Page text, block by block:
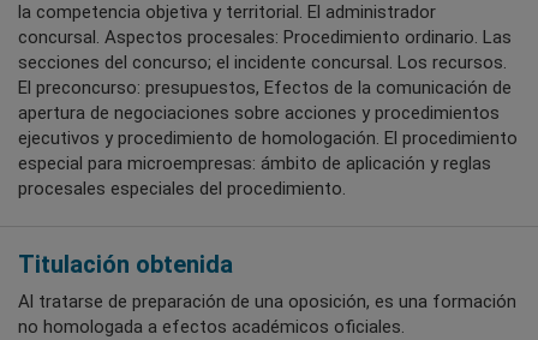
la competencia objetiva y territorial. El administrador
concursal. Aspectos procesales: Procedimiento ordinario. Las
secciones del concurso; el incidente concursal. Los recursos.
El preconcurso: presupuestos, Efectos de la comunicación de
apertura de negociaciones sobre acciones y procedimientos
ejecutivos y procedimiento de homologación. El procedimiento
especial para microempresas: ámbito de aplicación y reglas
procesales especiales del procedimiento.
Titulación obtenida
Al tratarse de preparación de una oposición, es una formación
no homologada a efectos académicos oficiales.